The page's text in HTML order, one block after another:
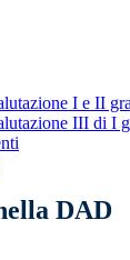
I e II
III di I
DAD